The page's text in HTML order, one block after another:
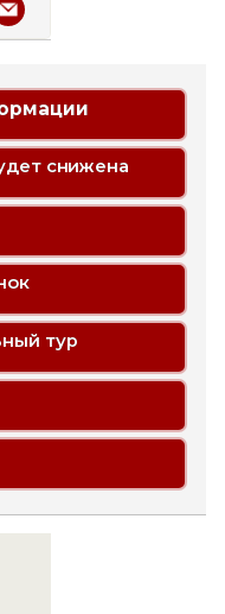
снижена
тур